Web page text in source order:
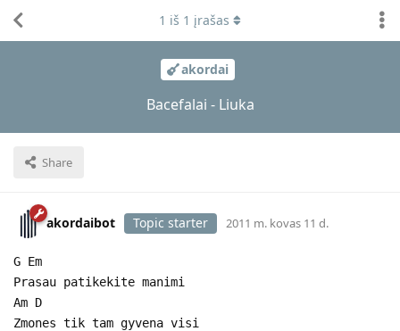
akordai
Bacefalai - Liuka
Share
1 iš 1 įrašas
akordaibot Topic starter 2011 m. kovas 11 d.
G Em
Prasau patikekite manimi
Am D
Zmones tik tam gyvena visi